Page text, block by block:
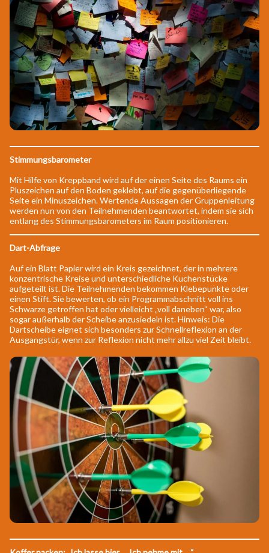
Stimmungsbarometer
Mit Hilfe von Kreppband wird auf der einen Seite des Raums ein
Pluszeichen auf den Boden geklebt, auf die gegenüberliegende
Seite ein Minuszeichen. Wertende Aussagen der Gruppenleitung
werden nun von den Teilnehmenden beantwortet, indem sie sich
entlang des Stimmungsbarometers im Raum positionieren.
Dart-Abfrage
Auf ein Blatt Papier wird ein Kreis gezeichnet, der in mehrere
konzentrische Kreise und unterschiedliche Kuchenstücke
aufgeteilt ist. Die Teilnehmenden bekommen Klebepunkte oder
einen Stift. Sie bewerten, ob ein Programmabschnitt voll ins
Schwarze getroffen hat oder vielleicht „voll daneben“ war, also
sogar außerhalb der Scheibe anzusiedeln ist. Hinweis: Die
Dartscheibe eignet sich besonders zur Schnellreflexion an der
Ausgangstür, wenn zur Reflexion nicht mehr allzu viel Zeit bleibt.